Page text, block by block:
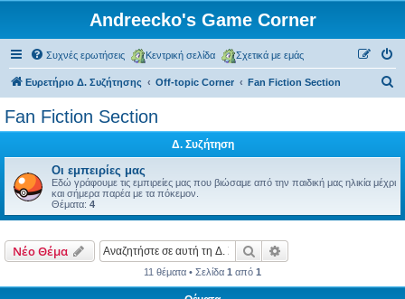
Andreecko's Game Corner
Συχνές ερωτήσεις Κεντρική σελίδα Σχετικά με εμάς
Ευρετήριο Δ. Συζήτησης Off-topic Corner Fan Fiction Section
τ
Fan Fiction Section
Δ. Συζήτηση
Οι εμπειρίες μας
Εδώ γράφουμε τις εμπιρείες μας που βιώσαμε από την παιδική μας ηλικία μέχρι
και σήμερα παρέα με τα πόκεμον.
Θέματα: 4
Νέο Θέμα Αναζήτηση
11 θέματα • Σελίδα 1 από 1